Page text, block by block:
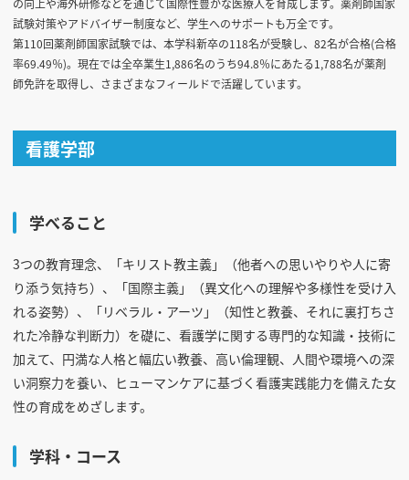
の向上や海外研修などを通じて国際性豊かな医療人を育成します。薬剤師国家
試験対策やアドバイザー制度など、学生へのサポートも万全です。
第110回薬剤師国家試験では、本学科新卒の118名が受験し、82名が合格(合格
率69.49％)。現在では全卒業生1,886名のうち94.8％にあたる1,788名が薬剤
師免許を取得し、さまざまなフィールドで活躍しています。
看護学部
学べること
3つの教育理念、「キリスト教主義」（他者への思いやりや人に寄
り添う気持ち）、「国際主義」（異文化への理解や多様性を受け入
れる姿勢）、「リベラル・アーツ」（知性と教養、それに裏打ちさ
れた冷静な判断力）を礎に、看護学に関する専門的な知識・技術に
加えて、円満な人格と幅広い教養、高い倫理観、人間や環境への深
い洞察力を養い、ヒューマンケアに基づく看護実践能力を備えた女
性の育成をめざします。
学科・コース